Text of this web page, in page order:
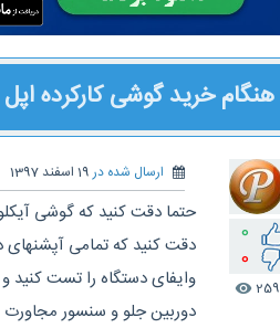
هنگام خرید گوشی کارکرده
0
0
259
visibility
ارسال شده در 19 اسفند 1397
حتما دقت کنید که گوشی
دقت کنید که تمامی آپشنهای
وایفای دستگاه را تست
دوربین جلو و سنسور